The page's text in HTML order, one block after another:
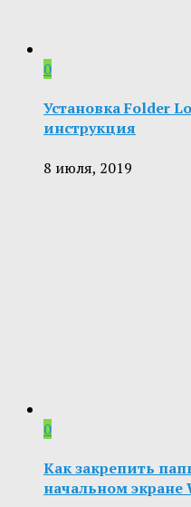
0
Установка Folder
инструкция
8 июля, 2019
0
Как закрепить
начальном экране